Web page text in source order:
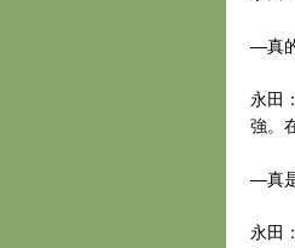
―真
永田
強。
―真
永田